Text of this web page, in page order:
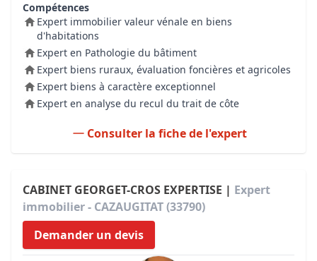
Compétences
Expert immobilier valeur vénale en biens
d'habitations
Expert en Pathologie du bâtiment
Expert biens ruraux, évaluation foncières et agricoles
Expert biens à caractère exceptionnel
Expert en analyse du recul du trait de côte
Consulter la fiche de l'expert
CABINET GEORGET-CROS EXPERTISE | Expert
immobilier - CAZAUGITAT (33790)
Demander un devis